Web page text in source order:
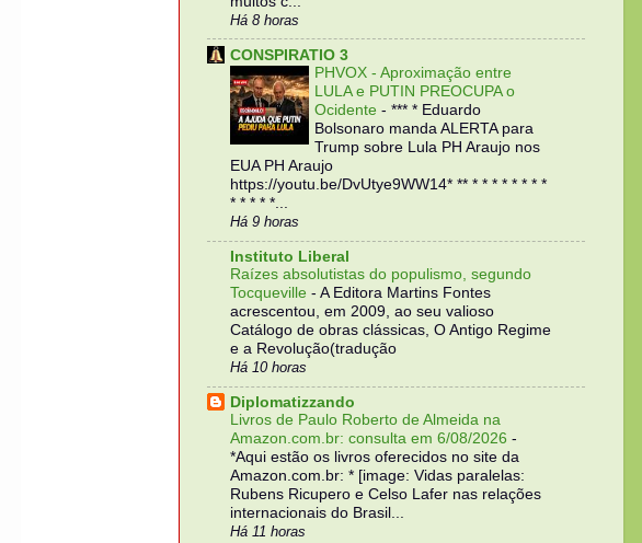
Há 8 horas
CONSPIRATIO 3
PHVOX - Aproximação entre
LULA e PUTIN PREOCUPA o
Ocidente - *** * Eduardo
Bolsonaro manda ALERTA para
Trump sobre Lula PH Araujo nos
EUA PH Araujo
https://youtu.be/DvUtye9WW14* ** * * * * * * * *
* * * * *...
Há 9 horas
Instituto Liberal
Raízes absolutistas do populismo, segundo
Tocqueville - A Editora Martins Fontes
acrescentou, em 2009, ao seu valioso
Catálogo de obras clássicas, O Antigo Regime
e a Revolução(tradução
Há 10 horas
Diplomatizzando
Livros de Paulo Roberto de Almeida na
Amazon.com.br: consulta em 6/08/2026 -
*Aqui estão os livros oferecidos no site da
Amazon.com.br: * [image: Vidas paralelas:
Rubens Ricupero e Celso Lafer nas relações
internacionais do Brasil...
Há 11 horas